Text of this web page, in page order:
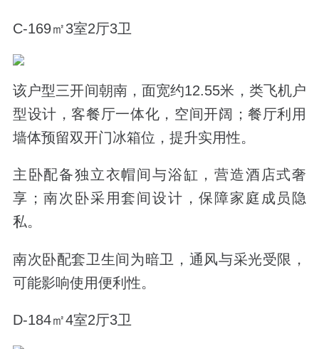
C-169㎡3室2厅3卫
该户型三开间朝南，面宽约12.55米，类飞机户
型设计，客餐厅一体化，空间开阔；餐厅利用
墙体预留双开门冰箱位，提升实用性。
主卧配备独立衣帽间与浴缸，营造酒店式奢
享；南次卧采用套间设计，保障家庭成员隐
私。
南次卧配套卫生间为暗卫，通风与采光受限，
可能影响使用便利性。
D-184㎡4室2厅3卫